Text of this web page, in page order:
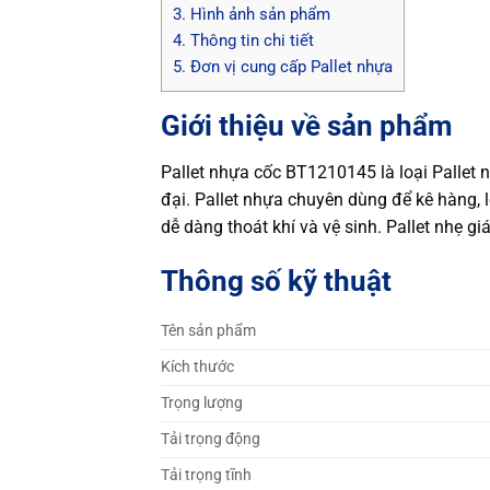
3. Hình ảnh sản phẩm
4. Thông tin chi tiết
5. Đơn vị cung cấp Pallet nhựa
Giới thiệu về sản phẩm
Pallet nhựa cốc BT1210145 là loại Pallet
đại. Pallet nhựa chuyên dùng để kê
dễ dàng thoát khí và vệ sinh. Pallet nhẹ
Thông số kỹ thuật
Tên sản phẩm
Kích thước
Trọng lượng
Tải trọng động
Tải trọng tĩnh